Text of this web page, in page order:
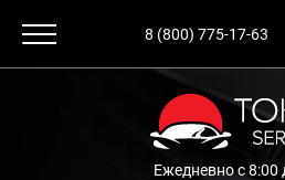
8 (800) 775-17-63
Ежедневно с 8:00